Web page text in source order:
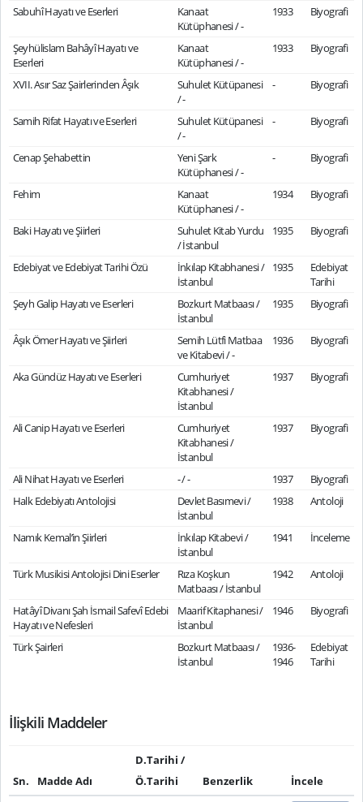
Sabuhî Hayatı ve Eserleri
Kanaat
Kütüphanesi / -
1933 Biyografi
Şeyhülislam Bahâyî Hayatı ve
Eserleri
Kanaat
Kütüphanesi / -
1933 Biyografi
XVII. Asır Saz Şairlerinden Âşık
Suhulet Kütüpanesi
/ -
- Biyografi
Samih Rifat Hayatı ve Eserleri
Suhulet Kütüpanesi
/ -
- Biyografi
Cenap Şehabettin
Yeni Şark
Kütüphanesi / -
- Biyografi
Fehim
Kanaat
Kütüphanesi / -
1934 Biyografi
Baki Hayatı ve Şiirleri
Suhulet Kitab Yurdu
/ İstanbul
1935 Biyografi
Edebiyat ve Edebiyat Tarihi Özü
İnkılap Kitabhanesi /
İstanbul
1935
Edebiyat
Tarihi
Şeyh Galip Hayatı ve Eserleri
Bozkurt Matbaası /
İstanbul
1935 Biyografi
Âşık Ömer Hayatı ve Şiirleri
Semih Lütfi Matbaa
ve Kitabevi / -
1936 Biyografi
Aka Gündüz Hayatı ve Eserleri
Cumhuriyet
Kitabhanesi /
İstanbul
1937 Biyografi
Ali Canip Hayatı ve Eserleri
Cumhuriyet
Kitabhanesi /
İstanbul
1937 Biyografi
Ali Nihat Hayatı ve Eserleri - / - 1937
Biyografi
Halk Edebiyatı Antolojisi
Devlet Basımevi /
İstanbul
1938 Antoloji
Namık Kemal’in Şiirleri
İnkılap Kitabevi /
İstanbul
1941 İnceleme
Türk Musikisi Antolojisi Dini Eserler
Rıza Koşkun
Matbaası / İstanbul
1942 Antoloji
Hatâyî Divanı Şah İsmail Safevî Edebi
Hayatı ve Nefesleri
Maarif Kitaphanesi /
İstanbul
1946 Biyografi
Türk Şairleri
Bozkurt Matbaası /
İstanbul
1936-
1946
Edebiyat
Tarihi
İlişkili Maddeler
Sn. Madde Adı
D.Tarihi /
Ö.Tarihi
Benzerlik
İncele